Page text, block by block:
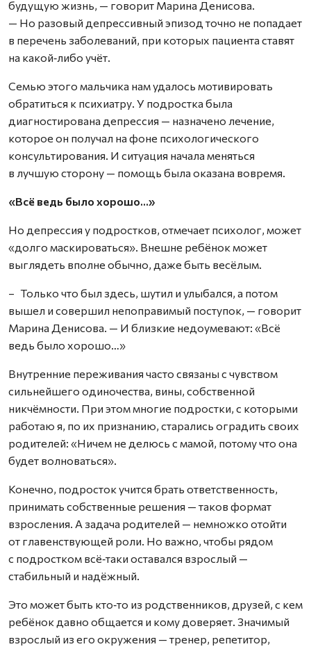
будущую жизнь, — говорит Марина Денисова.
— Но разовый депрессивный эпизод точно не попадает
в перечень заболеваний, при которых пациента ставят
на какой‑либо учёт.
Семью этого мальчика нам удалось мотивировать
обратиться к психиатру. У подростка была
диагностирована депрессия — назначено лечение,
которое он получал на фоне психологического
консультирования. И ситуация начала меняться
в лучшую сторону — помощь была оказана вовремя.
«Всё ведь было хорошо…»
Но депрессия у подростков, отмечает психолог, может
«долго маскироваться». Внешне ребёнок может
выглядеть вполне обычно, даже быть весёлым.
– Только что был здесь, шутил и улыбался, а потом
вышел и совершил непоправимый поступок, — говорит
Марина Денисова. — И близкие недоумевают: «Всё
ведь было хорошо…»
Внутренние переживания часто связаны с чувством
сильнейшего одиночества, вины, собственной
никчёмности. При этом многие подростки, с которыми
работаю я, по их признанию, старались оградить своих
родителей: «Ничем не делюсь с мамой, потому что она
будет волноваться».
Конечно, подросток учится брать ответственность,
принимать собственные решения — таков формат
взросления. А задача родителей — немножко отойти
от главенствующей роли. Но важно, чтобы рядом
с подростком всё‑таки оставался взрослый —
стабильный и надёжный.
Это может быть кто‑то из родственников, друзей, с кем
ребёнок давно общается и кому доверяет. Значимый
взрослый из его окружения — тренер, репетитор,